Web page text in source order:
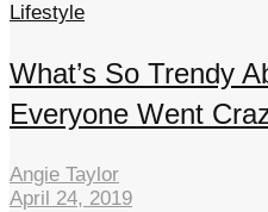
Lifestyle
What’s So Trendy
Everyone Went
Angie Taylor
April 24, 2019